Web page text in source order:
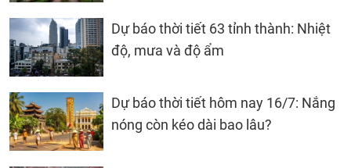
Dự báo thời tiết 63 tỉnh thành: Nhiệt
độ, mưa và độ ẩm
Dự báo thời tiết hôm nay 16/7: Nắng
nóng còn kéo dài bao lâu?